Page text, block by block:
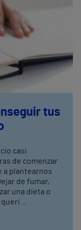
tus
casi
de comenzar
a plantearnos
de fumar,
una dieta o